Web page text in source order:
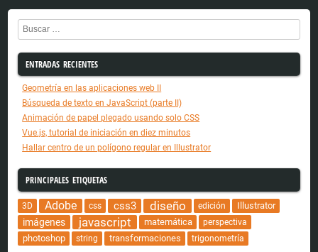
Buscar
ENTRADAS RECIENTES
Geometría en las aplicaciones web II
Búsqueda de texto en JavaScript (parte II)
Animación de papel plegado usando solo CSS
Vue.js, tutorial de iniciación en diez minutos
Hallar centro de un polígono regular en Illustrator
PRINCIPALES ETIQUETAS
3D Adobe css css3 diseño edición Illustrator
imágenes javascript matemática perspectiva
photoshop string transformaciones trigonometría